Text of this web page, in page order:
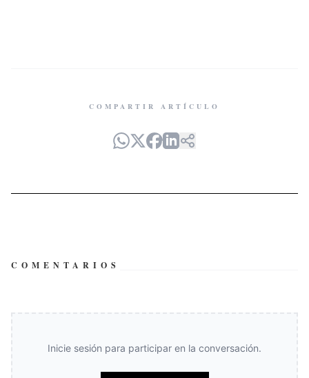
COMPARTIR ARTÍCULO
COMENTARIOS
Inicie sesión para participar en la conversación.